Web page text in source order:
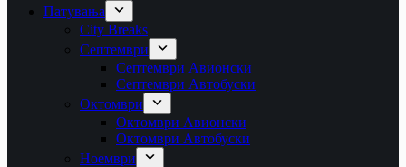
Патувања
City Breaks
Септември
Септември Авионски
Септември Автобуски
Октомври
Октомври Авионски
Октомври Автобуски
Ноември